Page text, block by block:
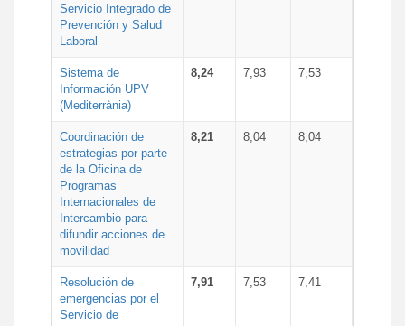
Servicio Integrado de
Prevención y Salud
Laboral
Sistema de
Información UPV
(Mediterrània)
8,24 7,93 7,53
Coordinación de
estrategias por parte
de la Oficina de
Programas
Internacionales de
Intercambio para
difundir acciones de
movilidad
8,21 8,04 8,04
Resolución de
emergencias por el
Servicio de
7,91 7,53 7,41